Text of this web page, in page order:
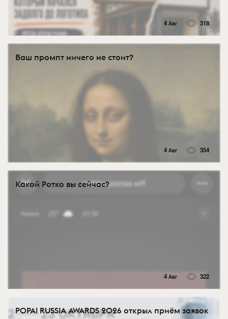
4 Авг 318
Ваш промпт ничего не стоит?
4 Авг 354
Какой Ротко вы сейчас?
4 Авг 322
POPAI RUSSIA AWARDS 2026 открыл приём заявок